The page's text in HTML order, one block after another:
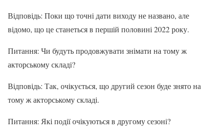
Відповідь: Поки що точні дати виходу не названо, але
відомо, що це станеться в першій половині 2022 року.
Питання: Чи будуть продовжувати знімати на тому ж
акторському складі?
Відповідь: Так, очікується, що другий сезон буде знято на
тому ж акторському складі.
Питання: Які події очікуються в другому сезоні?